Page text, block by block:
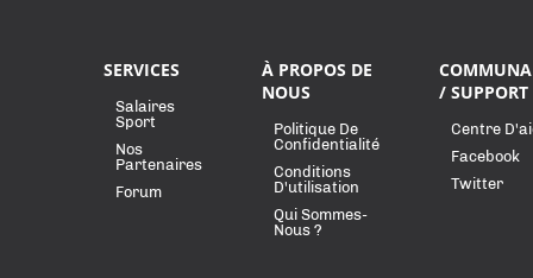
SERVICES
Salaires
Sport
Nos
Partenaires
Forum
À PROPOS DE
NOUS
Politique De
Confidentialité
Conditions
D'utilisation
Qui Sommes-
Nous ?
/ SUPPORT
Centre
Facebook
Twitter